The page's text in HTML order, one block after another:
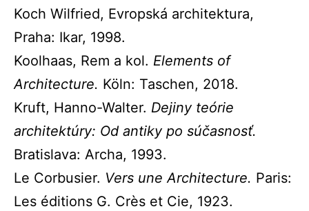
Koch Wilfried, Evropská architektura,
Praha: Ikar, 1998.
Koolhaas, Rem a kol. Elements of
Architecture. Köln: Taschen, 2018.
Kruft, Hanno-Walter. Dejiny teórie
architektúry: Od antiky po súčasnosť.
Bratislava: Archa, 1993.
Le Corbusier. Vers une Architecture. Paris:
Les éditions G. Crès et Cie, 1923.